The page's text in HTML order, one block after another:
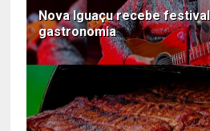
Nova Iguaçu recebe
gastronomia